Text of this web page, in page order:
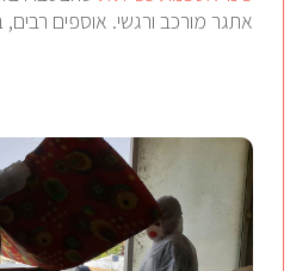
אתגר מורכב ורגשי. אוספים רבים,